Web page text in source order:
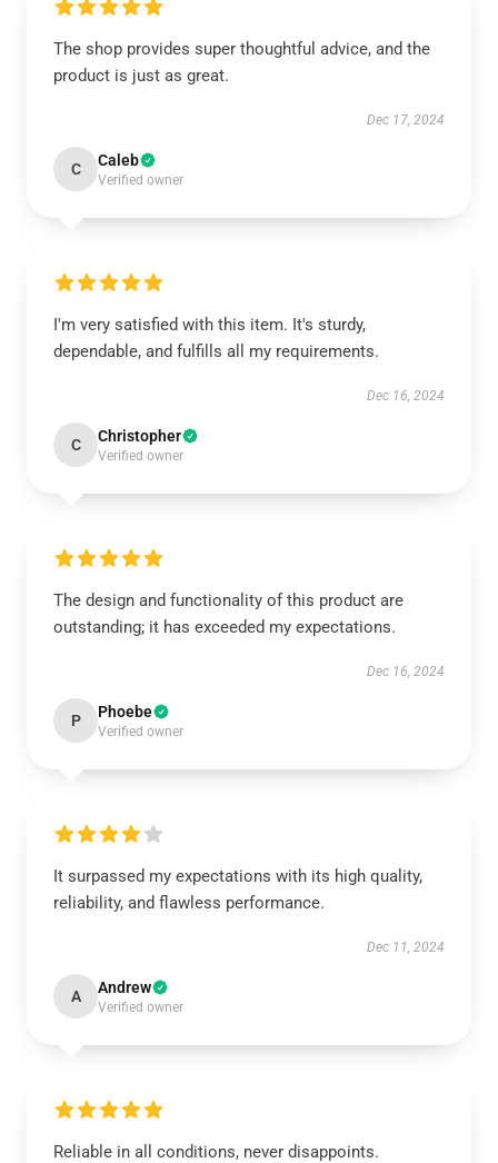
The shop provides super thoughtful advice, and the
product is just as great.
Dec 17, 2024
C Caleb
Verified owner
I'm very satisfied with this item. It's sturdy,
dependable, and fulfills all my requirements.
Dec 16, 2024
C Christopher
Verified owner
The design and functionality of this product are
outstanding; it has exceeded my expectations.
Dec 16, 2024
P Phoebe
Verified owner
It surpassed my expectations with its high quality,
reliability, and flawless performance.
Dec 11, 2024
A Andrew
Verified owner
Reliable in all conditions, never disappoints.